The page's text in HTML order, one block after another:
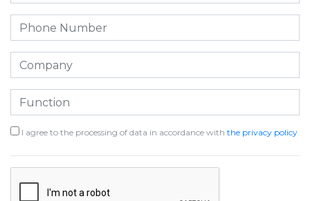
I agree to the processing of data in accordance with the privacy policy